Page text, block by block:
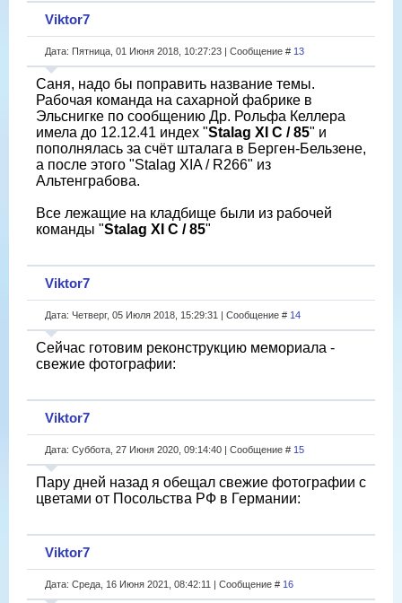
Viktor7
Дата: Пятница, 01 Июня 2018, 10:27:23 | Сообщение # 13
Саня, надо бы поправить название темы.
Рабочая команда на сахарной фабрике в
Эльснигке по сообщению Др. Рольфа Келлера
имела до 12.12.41 индех "Stalag XI C / 85" и
пополнялась за счёт шталага в Берген-Бельзене,
а после этого "Stalag XIA / R266" из
Альтенграбова.
Все лежащие на кладбище были из рабочей
команды "Stalag XI C / 85"
Viktor7
Дата: Четверг, 05 Июля 2018, 15:29:31 | Сообщение # 14
Сейчас готовим pеконструкцию мемориала -
свежие фотографии:
Viktor7
Дата: Суббота, 27 Июня 2020, 09:14:40 | Сообщение # 15
Пару дней назад я обещал свежие фотографии с
цветами от Посольства РФ в Германии:
Viktor7
Дата: Среда, 16 Июня 2021, 08:42:11 | Сообщение # 16